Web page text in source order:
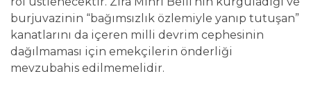
burjuvazinin “bağımsızlık özlemiyle yanıp tutuşan”
kanatlarını da içeren milli devrim cephesinin
dağılmaması için emekçilerin önderliği
mevzubahis edilmemelidir.